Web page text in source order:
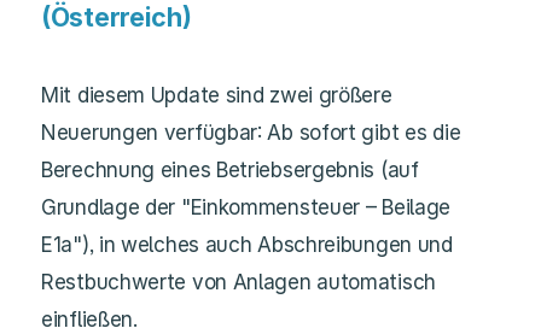
(Österreich)
Mit diesem Update sind zwei größere
Neuerungen verfügbar: Ab sofort gibt es die
Berechnung eines Betriebsergebnis (auf
Grundlage der "Einkommensteuer – Beilage
E1a"), in welches auch Abschreibungen und
Restbuchwerte von Anlagen automatisch
einfließen.